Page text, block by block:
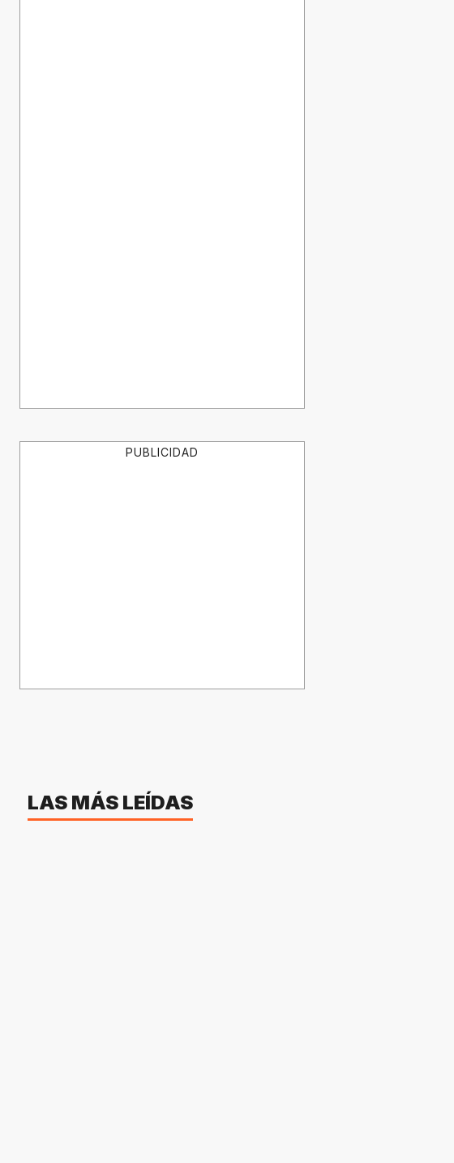
PUBLICIDAD
LAS MÁS LEÍDAS